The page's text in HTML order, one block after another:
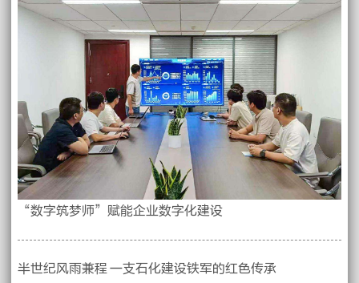
“数字筑梦师”赋能企业数字化建设
半世纪风雨兼程 一支石化建设铁军的红色传承